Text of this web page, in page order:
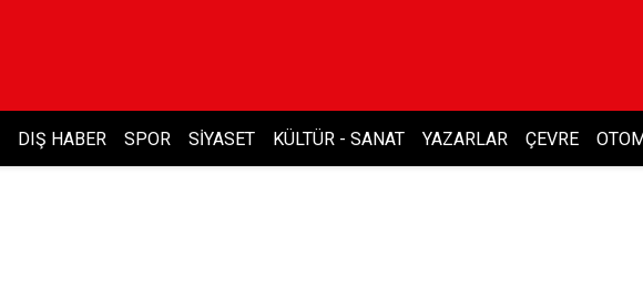
DIŞ HABER SPOR SIYASET KÜLTÜR - SANAT YAZARLAR ÇEVRE